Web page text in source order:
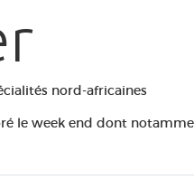
nord-africaines
le week end dont